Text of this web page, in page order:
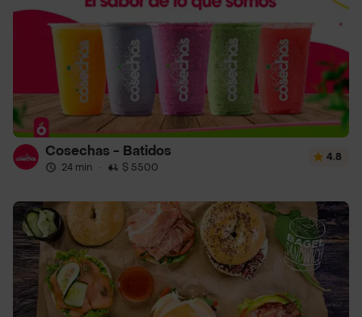
Cosechas - Batidos
24 min · $ 5500
4.8